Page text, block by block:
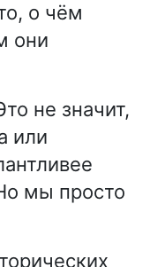
о чём
они
не значит,
или
мы просто